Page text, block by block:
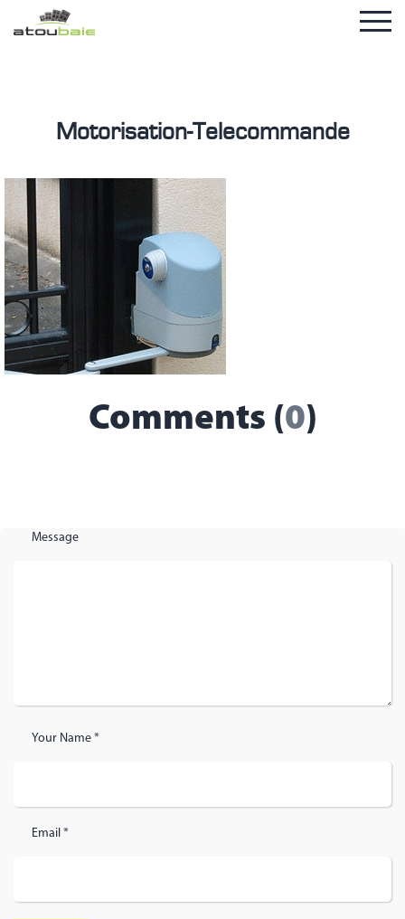
Motorisation-Telecommande
Comments (0)
Message
Your Name *
Email *